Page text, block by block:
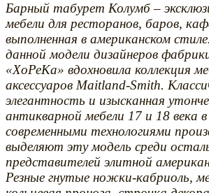
Барный табурет Колумб –
мебели для ресторанов, баров,
выполненная в американском
данной модели дизайнеров
«ХоРеКа» вдохновила коллекция
аксессуаров Maitland-Smith.
элегантность и изысканная
антикварной мебели 17 и 18 века
современными технологиями
выделяют эту модель среди
представителей элитной
Резные гнутые ножки-кабриоль,